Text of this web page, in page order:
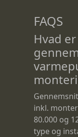
FAQS
Hvad er
inkl.
80.000 og
type og